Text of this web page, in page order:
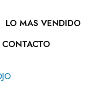
LO MAS VENDIDO
CONTACTO